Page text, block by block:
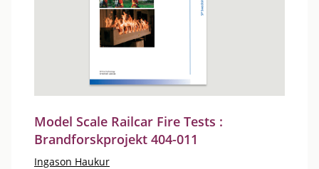
Model Scale Railcar Fire Tests :
Brandforskprojekt 404-011
Ingason Haukur